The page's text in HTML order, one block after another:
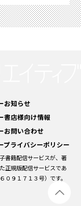
トカードラン
く、様々な
ったので“大
酸いも甘いも
、22歳寺田蘭
と思います。
り前のことで
お知らせ
書店様向け情報
お問い合わせ
プライバシーポリシー
書籍配信サービスが、著
正規版配信サービスであ
０９１７１３号）です。